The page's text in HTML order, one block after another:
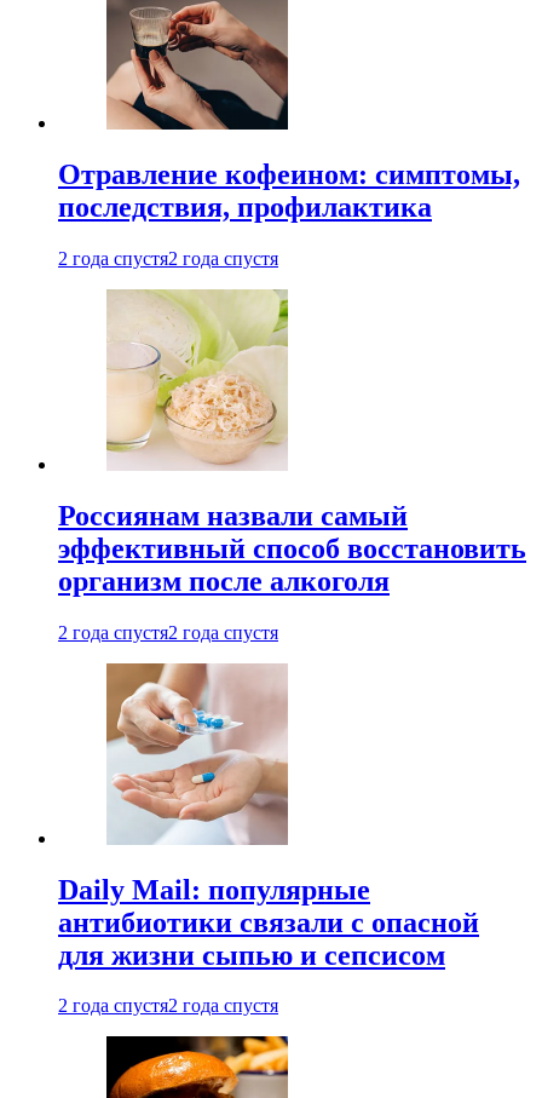
Отравление кофеином: симптомы,
последствия, профилактика
2 года спустя2 года спустя
Россиянам назвали самый
эффективный способ восстановить
организм после алкоголя
2 года спустя2 года спустя
Daily Mail: популярные
антибиотики связали с опасной
для жизни сыпью и сепсисом
2 года спустя2 года спустя